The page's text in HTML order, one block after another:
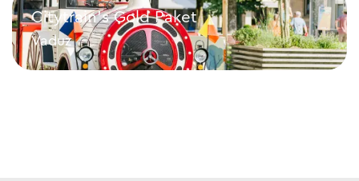
Citytrain's Gold Paket
Vaduz
Citytrain's Gold Paket